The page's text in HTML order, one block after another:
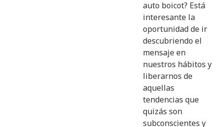
auto boicot? Está
interesante la
oportunidad de ir
descubriendo el
mensaje en
nuestros hábitos y
liberarnos de
aquellas
tendencias que
quizás son
subconscientes y